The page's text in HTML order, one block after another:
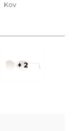
Kov
+ 2